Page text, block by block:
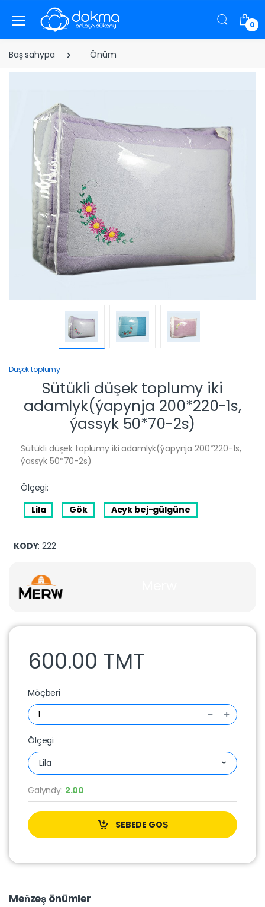
0
Baş sahypa Önüm
Düşek toplumy
Sütükli düşek toplumy iki
adamlyk(ýapynja 200*220-1s,
ýassyk 50*70-2s)
Sütükli düşek toplumy iki adamlyk(ýapynja 200*220-1s,
ýassyk 50*70-2s)
Ölçegi:
Lila
Gök Acyk bej-gülgüne
KODY: 222
600.00 TMT
Möçberi
Ölçegi
Lila
Galyndy: 2.00
SEBEDE GOŞ
Meňzeş önümler